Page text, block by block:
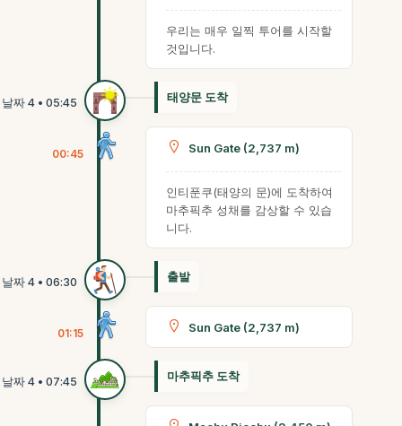
우리는 매우 일찍 투어를 시작할
것입니다.
태양문 도착
00:45 Sun Gate (2,737 m)
인티푼쿠(태양의 문)에 도착하여
마추픽추 성채를 감상할 수 있습
니다.
출발
01:15 Sun Gate (2,737 m)
마추픽추 도착